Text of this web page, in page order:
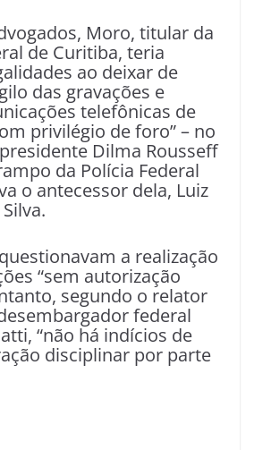
Moro, titular da
de Curitiba, teria
ao deixar de
das gravações e
telefônicas de
privilégio de foro” – no
Dilma Rousseff
da Polícia Federal
o antecessor dela, Luiz
a realização
“sem autorização
segundo o relator
federal
“não há indícios de
disciplinar por parte